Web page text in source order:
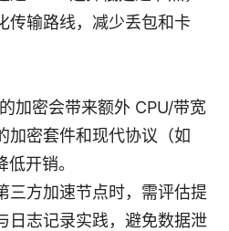
传输路线，减少丢包和卡
加密会带来额外 CPU/带宽
加密套件和现代协议（如
开销。
三方加速节点时，需评估提
日志记录实践，避免数据泄